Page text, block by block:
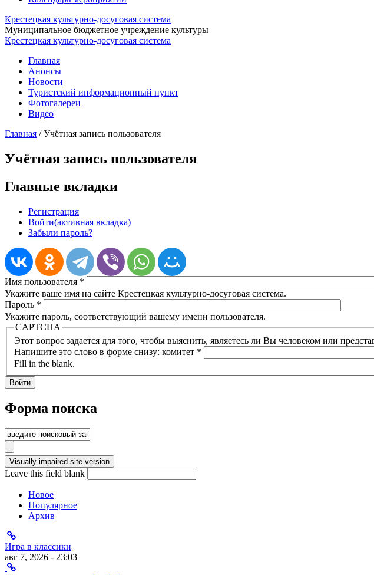
Крестецкая культурно-досуговая система
Муниципальное бюджетное учреждение культуры
Крестецкая культурно-досуговая система
Главная
Анонсы
Новости
Туристский информационный пункт
Фотогалереи
Видео
Главная /Учётная запись пользователя
Учётная запись пользователя
Главные вкладки
Регистрация
Войти(активная вкладка)
Забыли пароль?
Имя пользователя *
Укажите ваше имя на сайте Крестецкая культурно-досуговая система.
Пароль *
Укажите пароль, соответствующий вашему имени пользователя.
CAPTCHA
Этот вопрос задается для того, чтобы выяснить, являетесь ли Вы человеком или
Напишите это слово в форме снизу: комитет *
Fill in the blank.
Форма поиска
Leave this field blank
Новое
Популярное
Архив
Игра в классики
авг 7, 2026 - 23:03